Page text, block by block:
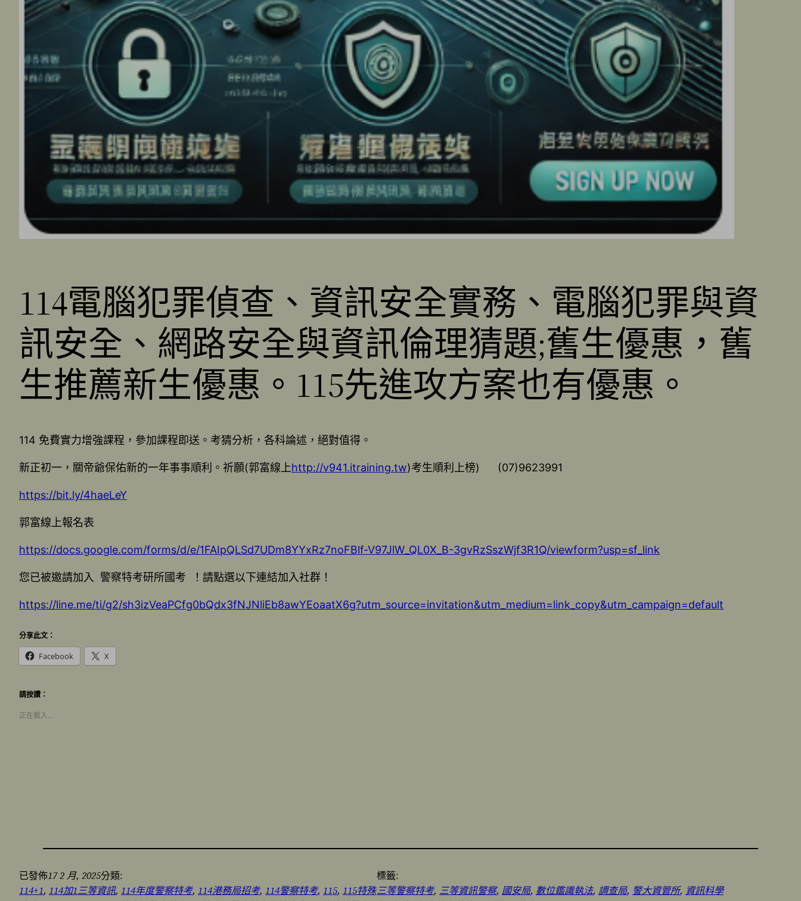
114電腦犯罪偵查、資訊安全實務、電腦犯罪與資
訊安全、網路安全與資訊倫理猜題;舊生優惠，舊
生推薦新生優惠。115先進攻方案也有優惠。
114 免費實力增強課程，參加課程即送。考猜分析，各科論述，絕對值得。
新正初一，關帝爺保佑新的一年事事順利。祈願(郭富線上http://v941.itraining.tw)考生順利上榜) (07)9623991
https://bit.ly/4haeLeY
郭富線上報名表
https://docs.google.com/forms/d/e/1FAIpQLSd7UDm8YYxRz7noFBlf-V97JlW_QL0X_B-3gvRzSszWjf3R1Q/viewform?usp=sf_link
您已被邀請加入 警察特考研所國考 ！請點選以下連結加入社群！
https://line.me/ti/g2/sh3izVeaPCfg0bQdx3fNJNliEb8awYEoaatX6g?utm_source=invitation&utm_medium=link_copy&utm_campaign=default
分享此文：
Facebook X
請按讚：
正在載入…
已發佈17 2 月, 2025分類:
114+1, 114加1三等資訊, 114年度警察特考, 114港務局招考, 114警察特考, 115, 115特殊
標籤:
三等警察特考, 三等資訊警察, 國安局, 數位鑑識執法, 調查局, 警大資管所, 資訊科學